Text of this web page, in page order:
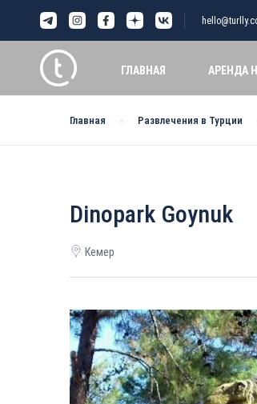
ГЛАВНАЯ АРЕНДА
Главная Развлечения в Турции
Dinopark Goynuk
Кемер